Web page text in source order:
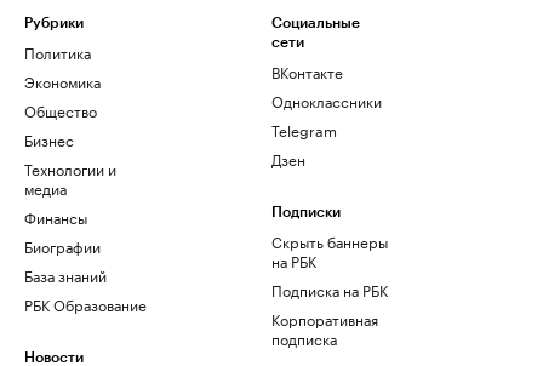
Рубрики
Политика
Экономика
Общество
Бизнес
Технологии и
медиа
Финансы
Биографии
База знаний
РБК Образование
Новости
Социальные
сети
ВКонтакте
Одноклассники
Telegram
Дзен
Подписки
Скрыть баннеры
на РБК
Подписка на РБК
Корпоративная
подписка